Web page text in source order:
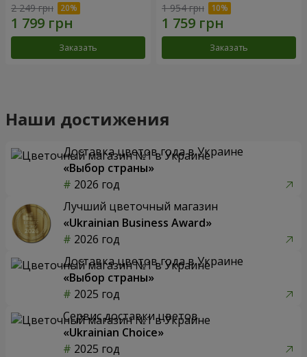
2 249 грн
Заказать
1 954 грн
Заказать
Наши достижения
Доставка цветов года в Украине
«Выбор страны»
2026 год
Лучший цветочный магазин
«Ukrainian Business Award»
2026 год
Доставка цветов года в Украине
«Выбор страны»
2025 год
Сервис доставки цветов
«Ukrainian Choice»
2025 год